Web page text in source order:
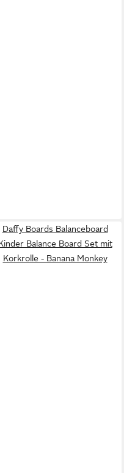
Daffy Boards Balanceboard
Balance Board Set mit
Korkrolle - Banana Monkey